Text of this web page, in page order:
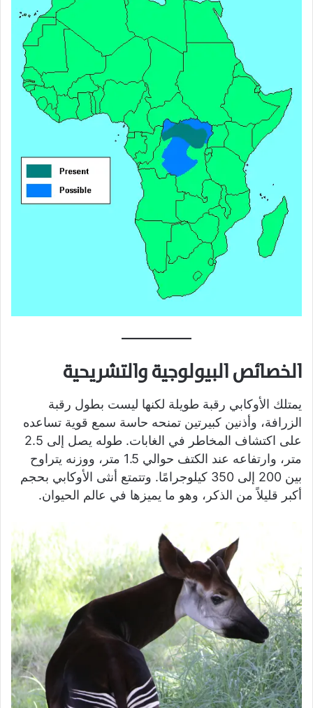
الخصائص البيولوجية والتشريحية
يمتلك الأوكابي رقبة طويلة لكنها ليست بطول رقبة
الزرافة، وأذنين كبيرتين تمنحه حاسة سمع قوية تساعده
على اكتشاف المخاطر في الغابات. طوله يصل إلى 2.5
متر، وارتفاعه عند الكتف حوالي 1.5 متر، ووزنه يتراوح
بين 200 إلى 350 كيلوجرامًا. وتتمتع أنثى الأوكابي بحجم
أكبر قليلاً من الذكر، وهو ما يميزها في عالم الحيوان.